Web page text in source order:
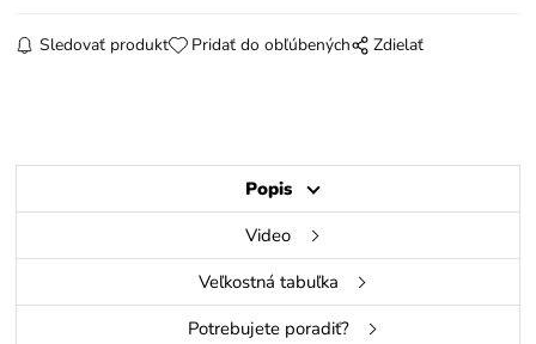
Sledovať produkt Pridať do obľúbených Zdielať
Popis
Video
Veľkostná tabuľka
Potrebujete poradiť?